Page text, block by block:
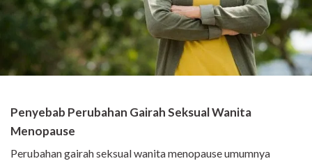
Penyebab Perubahan Gairah Seksual Wanita
Menopause
Perubahan gairah seksual wanita menopause umumnya